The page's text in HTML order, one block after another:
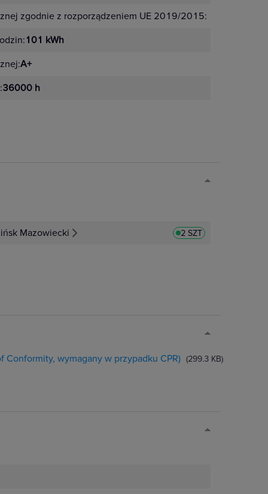
zgodnie z rozporządzeniem UE 2019/2015:F
101 kWh
A+
36000 h
Mazowiecki 2 SZT
Conformity, wymagany w przypadku CPR) (299.3 KB)